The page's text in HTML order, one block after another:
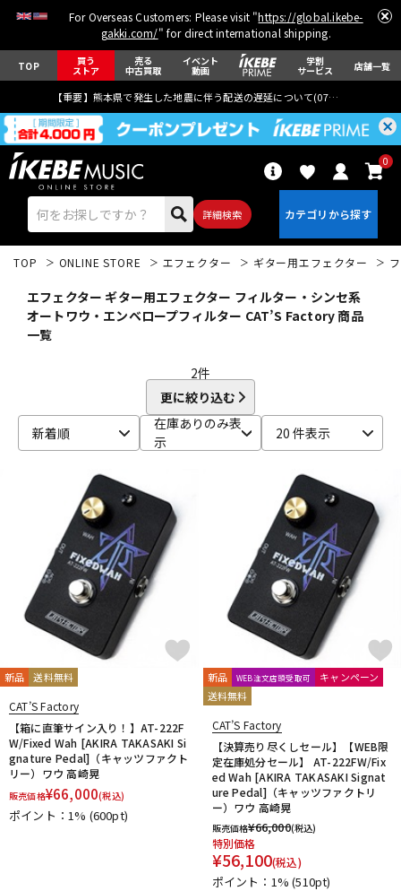
For Overseas Customers: Please visit "https://global.ikebe-
gakki.com/" for direct international shipping.
TOP 買う
ストア
売る
中古買取
イベント
動画
学割
サービス 店舗一覧
【重要】熊本県で発生した地震に伴う配送の遅延について(07月29日
詳細検索
0
ウクレレ
ドラム パーカッション
キーボード 電子ピアノ
管楽器 その他楽器
アンプ エフェクター
DJ機器 DTM
DTM オンライン納品 レコーディング機器
楽器アクセサリ
TOP ONLINE STORE エフェクター ギター用エフェクター
エフェクター ギター用エフェクター フィルター・シンセ系
オートワウ・エンベロープフィルター CAT’S Factory 商品
一覧
2件
更に絞り込む
新着順
在庫ありのみ表
示
20 件表示
新品 送料無料
CAT’S Factory
【箱に直筆サイン入り！】AT-222F
W/Fixed Wah [AKIRA TAKASAKI Si
gnature Pedal]（キャッツファクト
リー）ワウ 高崎晃
販売価格¥66,000(税込)
ポイント：1% (600pt)
新品 WEB注文店頭受取可
キャンペーン
送料無料
CAT’S Factory
【決算売り尽くしセール】【WEB限
定在庫処分セール】 AT-222FW/Fix
ed Wah [AKIRA TAKASAKI Signat
ure Pedal]（キャッツファクトリ
ー）ワウ 高崎晃
販売価格¥66,000(税込)
特別価格
¥56,100(税込)
ポイント：1%(510pt)